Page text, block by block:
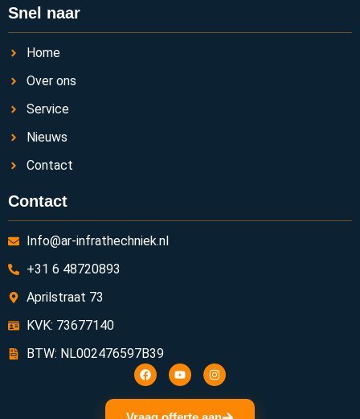
Snel naar
Home
Over ons
Service
Nieuws
Contact
Contact
Info@ar-infrathechniek.nl
+31 6 48720893
Aprilstraat 73
KVK: 73677140
BTW: NL002476597B39